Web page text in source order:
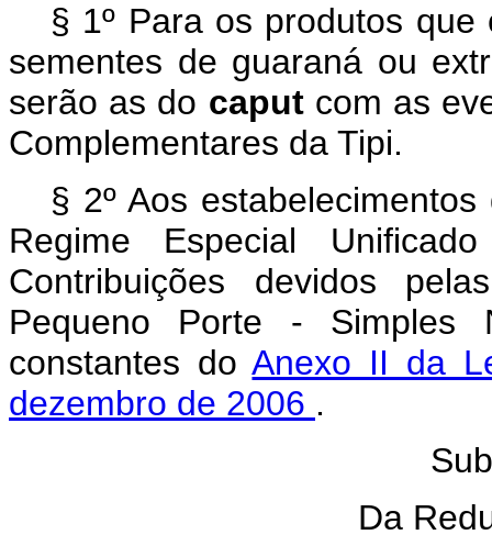
§ 1º Para os produtos
sementes de guaraná ou
serão as do caput com as
Complementares da Tipi.
§ 2º Aos
Regime Especial
Contribuições devidos
Pequeno Porte - Simples
constantes doAnexo II da
dezembro de 2006 .
Da